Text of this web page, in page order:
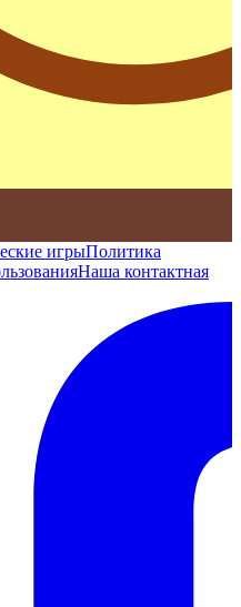
игрыПолитика
Наша контактная